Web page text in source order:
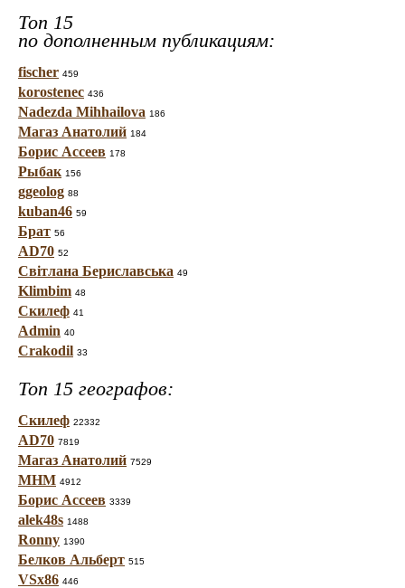
Топ 15
по дополненным публикациям:
fischer 459
korostenec 436
Nadezda Mihhailova 186
Магаз Анатолий 184
Борис Ассеев 178
Рыбак 156
ggeolog 88
kuban46 59
Брат 56
AD70 52
Світлана Бериславська 49
Klimbim 48
Скилеф 41
Admin 40
Crakodil 33
Топ 15 географов:
Скилеф 22332
AD70 7819
Магаз Анатолий 7529
МНМ 4912
Борис Ассеев 3339
alek48s 1488
Ronny 1390
Белков Альберт 515
VSx86 446